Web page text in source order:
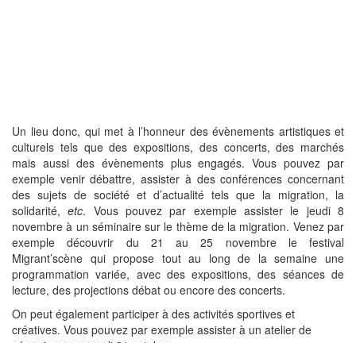
Un lieu donc, qui met à l’honneur des évènements artistiques et
culturels tels que des expositions, des concerts, des marchés
mais aussi des évènements plus engagés. Vous pouvez par
exemple venir débattre, assister à des conférences concernant
des sujets de société et d’actualité tels que la migration, la
solidarité,etc. Vous pouvez par exemple assister le jeudi 8
novembre à un séminaire sur le thème de la migration. Venez par
exemple découvrir du 21 au 25 novembre le festival
Migrant’scène qui propose tout au long de la semaine une
programmation variée, avec des expositions, des séances de
lecture, des projections débat ou encore des concerts.
On peut également participer à des activités sportives et
créatives. Vous pouvez par exemple assister à un atelier de